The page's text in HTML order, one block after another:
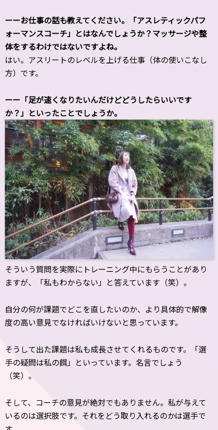
ーーお仕事の話も教えてください。「アスレティックパフ
ォーマンスコーチ」とはなんでしょうか？マッサージや整
体をするわけではないですよね。
はい。アスリートのレベルを上げる仕事（体の使いこなし
方）です。
ーー「足が速くなりたいんだけどどうしたらいいです
か？」といったことでしょうか。
そういう質問を実際にトレーニング中にもらうことがあり
ますが、「私もわからない」と答えています（笑）。
自分の何が課題でどこを直したいのか、より具体的で解像
度の高い意見でなければいけないと思っています。
そうして出た課題は私も成長させてくれるものです。「選
手の疑問は私の餌」といっています。名言でしょう
（笑）。
そして、コーチの意見が絶対でもありません。私が与えて
いるのは選択肢です。それをどう取り入れるのかは選手で